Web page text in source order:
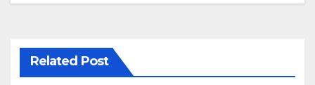
Related Post